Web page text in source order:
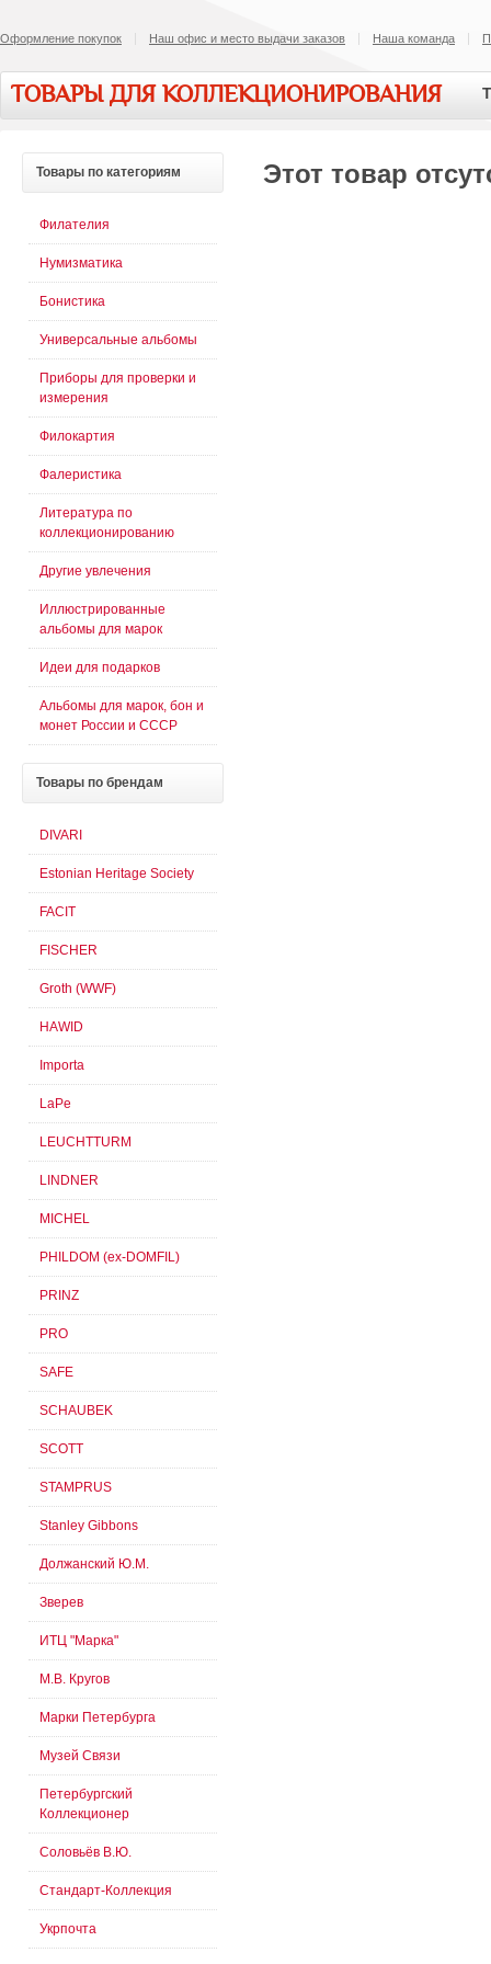
Оформление покупок Наш офис и место выдачи заказов Наша команда
ТОВАРЫ ДЛЯ КОЛЛЕКЦИОНИРОВАНИЯ
Этот товар
Товары по категориям
Филателия
Нумизматика
Бонистика
Универсальные альбомы
Приборы для проверки и
измерения
Филокартия
Фалеристика
Литература по
коллекционированию
Другие увлечения
Иллюстрированные
альбомы для марок
Идеи для подарков
Альбомы для марок, бон и
монет России и СССР
Товары по брендам
DIVARI
Estonian Heritage Society
FACIT
FISCHER
Groth (WWF)
HAWID
Importa
LaPe
LEUCHTTURM
LINDNER
MICHEL
PHILDOM (ex-DOMFIL)
PRINZ
PRO
SAFE
SCHAUBEK
SCOTT
STAMPRUS
Stanley Gibbons
Должанский Ю.М.
Зверев
ИТЦ "Марка"
М.В. Кругов
Марки Петербурга
Музей Связи
Петербургский
Коллекционер
Соловьёв В.Ю.
Стандарт-Коллекция
Укрпочта